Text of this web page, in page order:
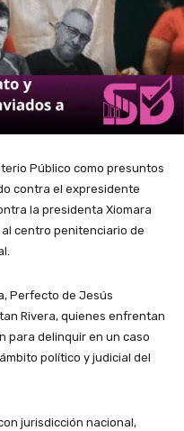
Público como presuntos
contra el expresidente
la presidenta Xiomara
centro penitenciario de
Perfecto de Jesús
Rivera, quienes enfrentan
para delinquir en un caso
político y judicial del
jurisdicción nacional,